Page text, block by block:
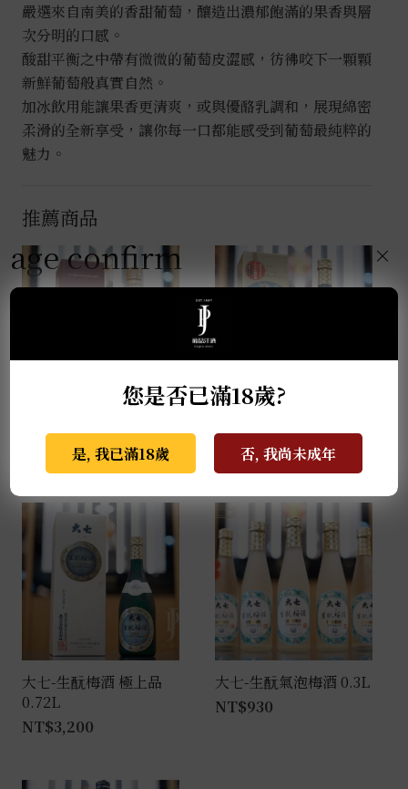
0.72L
數
量
嚴選來自南美的香甜葡萄，釀造出濃郁飽滿的果香與層
次分明的口感。
酸甜平衡之中帶有微微的葡萄皮澀感，彷彿咬下一顆顆
新鮮葡萄般真實自然。
加冰飲用能讓果香更清爽，或與優酪乳調和，展現綿密
柔滑的全新享受，讓你每一口都能感受到葡萄最純粹的
魅力。
推薦商品
2,880
NT$1,499
大七-生酛梅酒 極上品
0.72L
NT$3,200
大七-生酛氣泡梅酒 0.3L
NT$930
age confirm
您是否已滿18歲?
是, 我已滿18歲 否, 我尚未成年
×